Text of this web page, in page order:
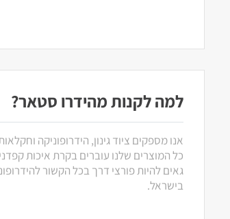
למה לקנות מהידרו סטאר?
אנו מספקים ציוד גינון, הידרופוניקה
כל המוצרים שלנו עוברים בקרת איכות
גאים להיות פורצי דרך בכל הקשור
בישראל.